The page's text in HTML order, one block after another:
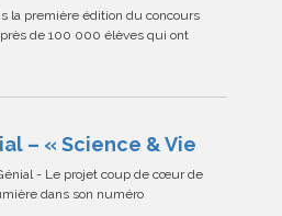
la première édition du concours
de 100 000 élèves qui ont
– « Science & Vie
- Le projet coup de cœur de
dans son numéro